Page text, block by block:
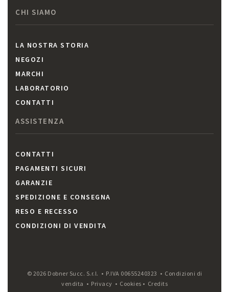
CHI SIAMO
LA NOSTRA STORIA
NEGOZI
MARCHI
LABORATORIO
CONTATTI
ASSISTENZA
CONTATTI
PAGAMENTI SICURI
GARANZIE
SPEDIZIONE E CONSEGNA
RESO E RECESSO
CONDIZIONI DI VENDITA
© 2026 Dobner Succ. S.r.l. • P.IVA 00655240323 • Condizioni di
vendita • Privacy • Cookies • Credits